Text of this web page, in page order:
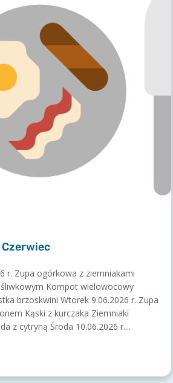
Czerwiec
r. Zupa ogórkowa z ziemniakami
śliwkowym Kompot wielowocowy
brzoskwini Wtorek 9.06.2026 r. Zupa
Kąski z kurczaka Ziemniaki
z cytryną Środa 10.06.2026 r....